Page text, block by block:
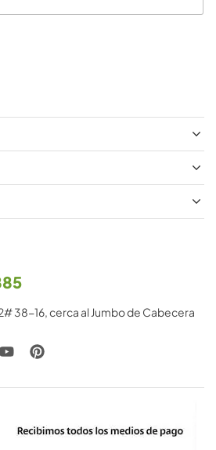
38-16, cerca al Jumbo de Cabecera